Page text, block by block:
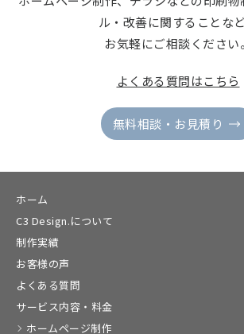
ル・改善に関することなど
お気軽にご相談ください。
よくある質問はこちら
無料相談・お見積り
ホーム
C3 Design.について
制作実績
お客様の声
よくある質問
サービス内容・料金
ホームページ制作